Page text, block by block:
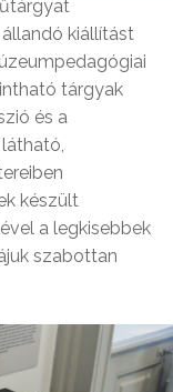
kiállítást
tárgyak
és a
készült
a legkisebbek
szabottan